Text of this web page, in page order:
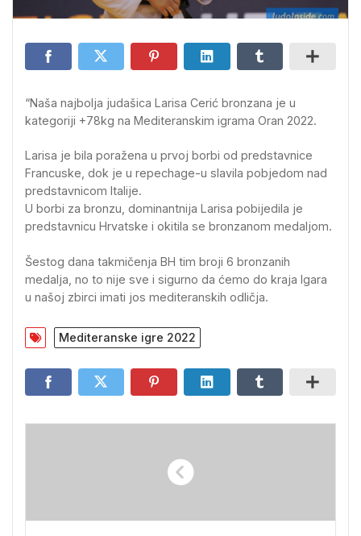
“Naša najbolja judašica Larisa Cerić bronzana je u
kategoriji +78kg na Mediteranskim igrama Oran 2022.
Larisa je bila poražena u prvoj borbi od predstavnice
Francuske, dok je u repechage-u slavila pobjedom nad
predstavnicom Italije.
U borbi za bronzu, dominantnija Larisa pobijedila je
predstavnicu Hrvatske i okitila se bronzanom medaljom.
Šestog dana takmičenja BH tim broji 6 bronzanih
medalja, no to nije sve i sigurno da ćemo do kraja Igara
u našoj zbirci imati jos mediteranskih odličja.
Mediteranske igre 2022